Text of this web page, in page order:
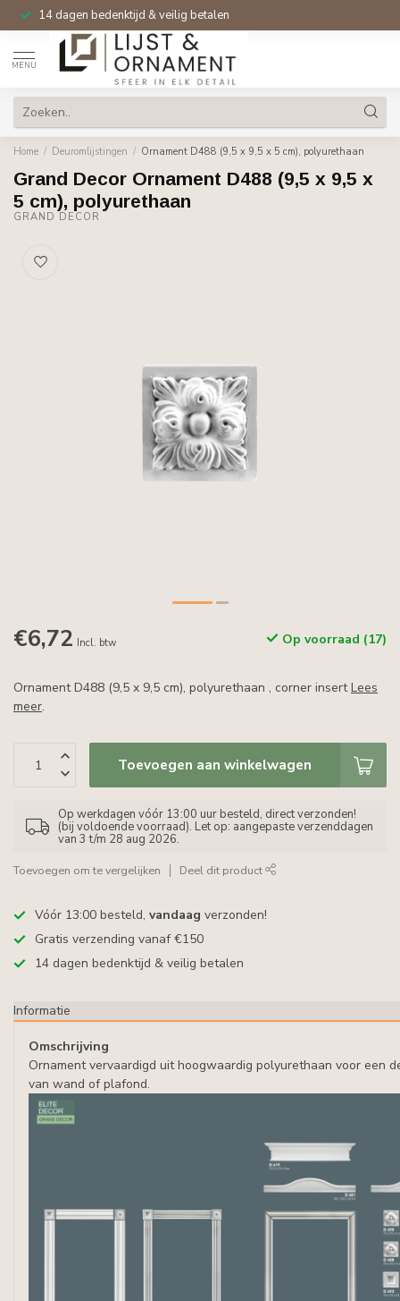
14 dagen bedenktijd & veilig betalen
MENU
Home / Deuromlijstingen / Ornament D488 (9,5 x 9,5 х 5 cm), polyurethaan
Grand Decor Ornament D488 (9,5 x 9,5 х
5 cm), polyurethaan
GRAND DECOR
€6,72 Incl. btw Op voorraad (17)
Ornament D488 (9,5 x 9,5 cm), polyurethaan , corner insertLees
meer.
Toevoegen aan winkelwagen
Op werkdagen vóór 13:00 uur besteld, direct verzonden!
(bij voldoende voorraad). Let op: aangepaste verzenddagen
van 3 t/m 28 aug 2026.
Toevoegen om te vergelijken Deel dit product
Vóór 13:00 besteld, vandaag verzonden!
Gratis verzending vanaf €150
14 dagen bedenktijd & veilig betalen
Informatie
Omschrijving
Ornament vervaardigd uit hoogwaardig polyurethaan voor een
van wand of plafond.